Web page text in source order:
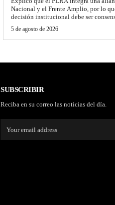
Nacional y el Frente Amplio, por lo
decisión institucional debe ser
5 de agosto de 2026
SUBSCRIBIR
Reciba en su correo las noticias del día.